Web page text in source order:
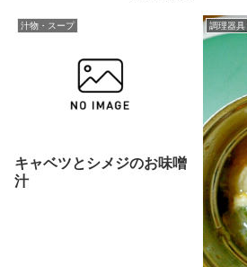
汁物・スープ
キャベツとシメジのお味噌
汁
調理器具